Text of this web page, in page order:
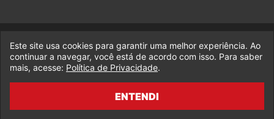
© 2017-2026 Legado da Marvel, uma empresa da Legado
Enterprises.
fabiolobo
Este site usa cookies para garantir uma melhor experiência. Ao
continuar a navegar, você está de acordo com isso. Para saber
mais, acesse: Política de Privacidade.
ENTENDI